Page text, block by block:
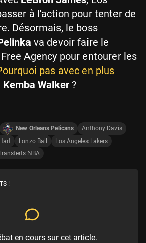
à l'action pour tenter de
Désormais, le boss
va devoir faire le
Agency pour entourer les
pas avec en plus
Kemba Walker ?
New Orleans Pelicans
Anthony Davis
Lonzo Ball
Los Angeles Lakers
NBA
!
en cours sur cet article.